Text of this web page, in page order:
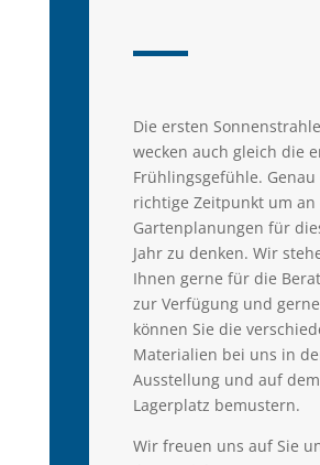
Die ersten
wecken auch gleich die
Frühlingsgefühle.
richtige Zeitpunkt um an
Gartenplanungen für
Jahr zu denken. Wir
Ihnen gerne für die
zur Verfügung und gerne
können Sie die
Materialien bei uns in
Ausstellung und auf dem
Lagerplatz bemustern.
Wir freuen uns auf Sie